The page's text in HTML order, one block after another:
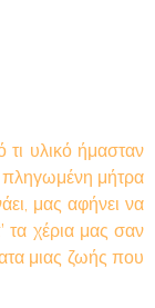
τι υλικό ήμασταν
πληγωμένη μήτρα
μας αφήνει να
τα χέρια μας σαν
μιας ζωής που